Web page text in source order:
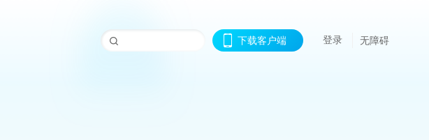
下载客户端 登录 无障碍